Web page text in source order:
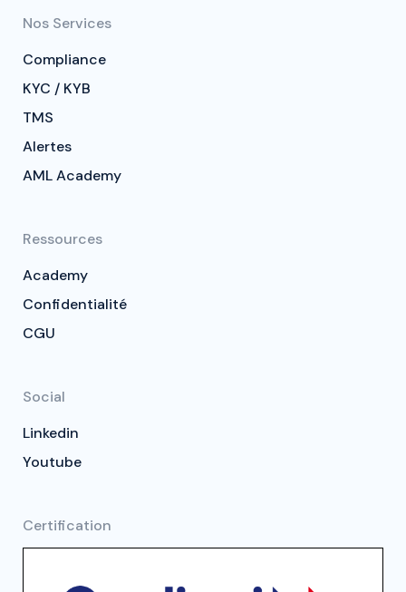
Nos Services
Compliance
KYC / KYB
TMS
Alertes
AML Academy
Ressources
Academy
Confidentialité
CGU
Social
Linkedin
Youtube
Certification